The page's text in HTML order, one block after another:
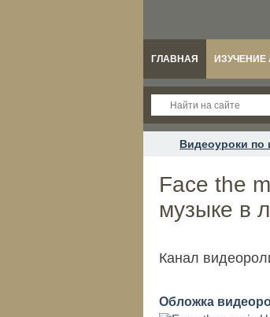
ГЛАВНАЯ ИЗУЧЕНИЕ
Видеоуроки по
Face the
музыке в
Канал
Обложка